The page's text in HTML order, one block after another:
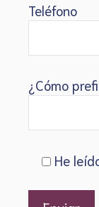
Teléfono
¿Cómo
He